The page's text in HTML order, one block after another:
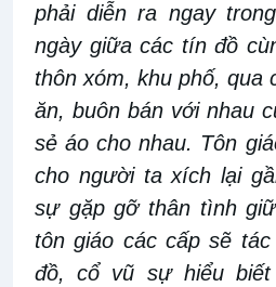
phải diễn ra ngay
ngày giữa các tín đồ
thôn xóm, khu phố, qua
ăn, buôn bán với nhau
sẻ áo cho nhau. Tôn
cho người ta xích lại
sự gặp gỡ thân tình
tôn giáo các cấp sẽ
đồ, cổ vũ sự hiểu